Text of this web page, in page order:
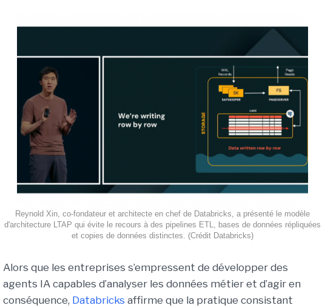
Reynold Xin, co-fondateur et architecte en chef de Databricks, a présenté le modèle
d'architecture LTAP qui évite le recours à des pipelines ETL, bases de données répliquées
et copies de données distinctes. (Crédit Databricks)
Alors que les entreprises s’empressent de développer des
agents IA capables d’analyser les données métier et d’agir en
conséquence, Databricks affirme que la pratique consistant